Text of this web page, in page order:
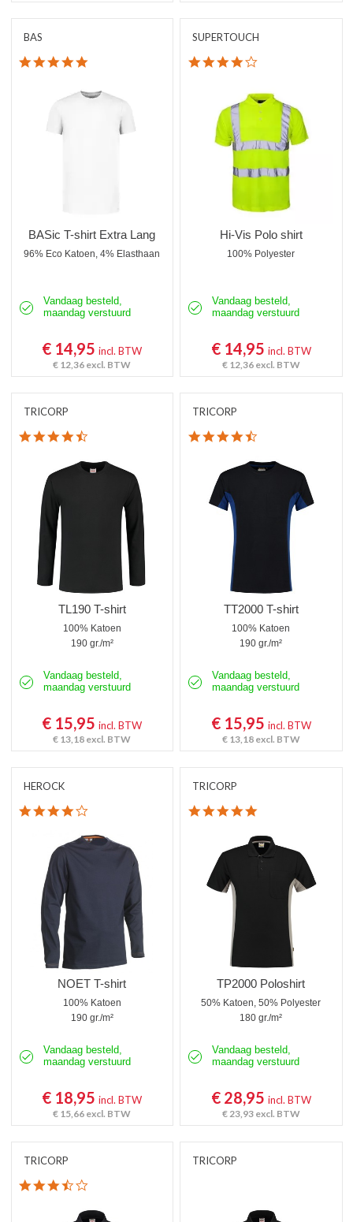
BAS
5.0 star rating
BASic T-shirt Extra Lang
96% Eco Katoen, 4% Elasthaan
Vandaag besteld,
maandag verstuurd
€ 14,95incl. BTW
€ 12,36 excl. BTW
SUPERTOUCH
4.0 star rating
Hi-Vis Polo shirt
100% Polyester
Vandaag besteld,
maandag verstuurd
€ 14,95 incl. BTW
€ 12,36 excl. BTW
TRICORP
TL190 T-shirt
100% Katoen
190 gr./m²
Vandaag besteld,
maandag verstuurd
€ 15,95incl. BTW
€ 13,18 excl. BTW
TRICORP
TT2000 T-shirt
100% Katoen
190 gr./m²
Vandaag besteld,
maandag verstuurd
€ 15,95 incl. BTW
€ 13,18 excl. BTW
HEROCK
4.0 star rating
NOET T-shirt
100% Katoen
190 gr./m²
Vandaag besteld,
maandag verstuurd
€ 18,95incl. BTW
€ 15,66 excl. BTW
TRICORP
5.0 star rating
TP2000 Poloshirt
50% Katoen, 50% Polyester
180 gr./m²
Vandaag besteld,
maandag verstuurd
€ 28,95 incl. BTW
€ 23,93 excl. BTW
TRICORP
3.6 star rating
TRICORP